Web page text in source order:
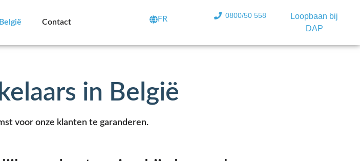
Contact FR 0800/50 558
Loopbaan bij
DAP
in België
voor onze klanten te garanderen.